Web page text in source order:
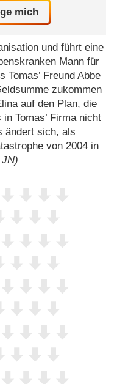
mich
und führt eine
Mann für
Tomas’ Freund Abbe
zukommen
auf den Plan, die
Tomas’ Firma nicht
ändert sich, als
von 2004 in